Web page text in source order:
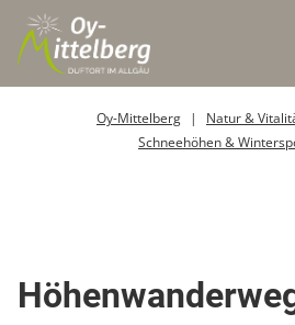
Oy-Mittelberg Natur &
Schneehöhen &